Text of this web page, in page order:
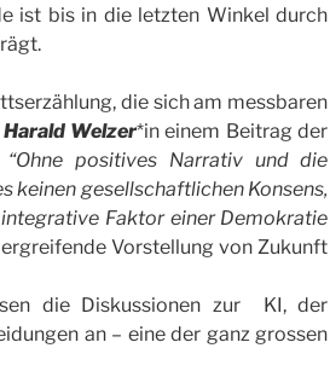
ist bis in die letzten Winkel durch
die sich am messbaren
Harald Welzer*in einem Beitrag der
“Ohne positives Narrativ und die
keinen gesellschaftlichen Konsens,
Faktor einer Demokratie
Vorstellung von Zukunft
die Diskussionen zur KI, der
an – eine der ganz grossen